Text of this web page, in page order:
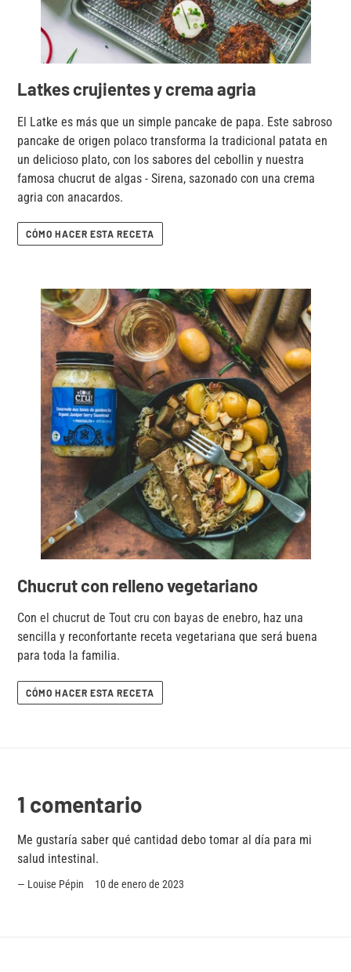
Latkes crujientes y crema agria
El Latke es más que un simple pancake de papa. Este sabroso
pancake de origen polaco transforma la tradicional patata en
un delicioso plato, con los sabores del cebollin y nuestra
famosa chucrut de algas - Sirena, sazonado con una crema
agria con anacardos.
CÓMO HACER ESTA RECETA
Chucrut con relleno vegetariano
Con el chucrut de Tout cru con bayas de enebro, haz una
sencilla y reconfortante receta vegetariana que será buena
para toda la familia.
CÓMO HACER ESTA RECETA
1 comentario
Me gustaría saber qué cantidad debo tomar al día para mi
salud intestinal.
Louise Pépin 10 de enero de 2023